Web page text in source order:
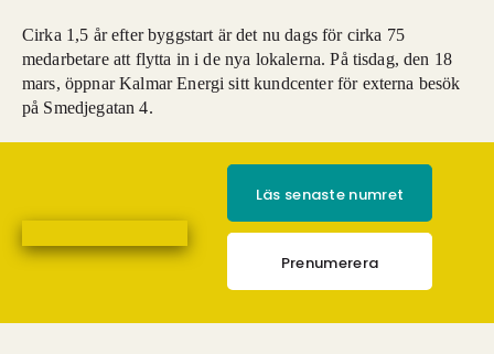
Cirka 1,5 år efter byggstart är det nu dags för cirka 75
medarbetare att flytta in i de nya lokalerna. På tisdag, den 18
mars, öppnar Kalmar Energi sitt kundcenter för externa besök
på Smedjegatan 4.
Läs senaste numret
Prenumerera